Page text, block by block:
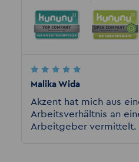
Malika Wida
Akzent hat mich aus
Arbeitsverhältnis an
Arbeitgeber vermittelt.